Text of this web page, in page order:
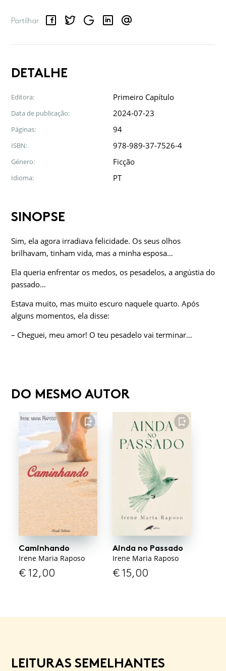
Partilhar
FacebookTwitterGoogle LinkedInEmail
DETALHE
Editora: Primeiro Capítulo
Data de publicação: 2024-07-23
Páginas: 94
ISBN: 978-989-37-7526-4
Género: Ficção
Idioma: PT
SINOPSE
Sim, ela agora irradiava felicidade. Os seus olhos
brilhavam, tinham vida, mas a minha esposa…
Ela queria enfrentar os medos, os pesadelos, a angústia do
passado…
Estava muito, mas muito escuro naquele quarto. Após
alguns momentos, ela disse:
– Cheguei, meu amor! O teu pesadelo vai terminar…
DO MESMO AUTOR
FAVORITO
Caminhando
Irene Maria Raposo
€12,00
FAVORITO
Ainda no Passado
Irene Maria Raposo
€15,00
LEITURAS SEMELHANTES